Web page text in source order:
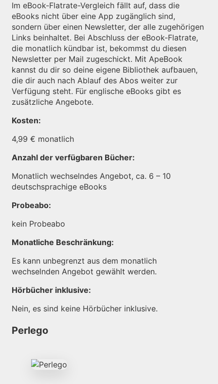
Im eBook-Flatrate-Vergleich fällt auf, dass die
eBooks nicht über eine App zugänglich sind,
sondern über einen Newsletter, der alle zugehörigen
Links beinhaltet. Bei Abschluss der eBook-Flatrate,
die monatlich kündbar ist, bekommst du diesen
Newsletter per Mail zugeschickt. Mit ApeBook
kannst du dir so deine eigene Bibliothek aufbauen,
die dir auch nach Ablauf des Abos weiter zur
Verfügung steht. Für englische eBooks gibt es
zusätzliche Angebote.
Kosten:
4,99 € monatlich
Anzahl der verfügbaren Bücher:
Monatlich wechselndes Angebot, ca. 6 – 10
deutschsprachige eBooks
Probeabo:
kein Probeabo
Monatliche Beschränkung:
Es kann unbegrenzt aus dem monatlich
wechselnden Angebot gewählt werden.
Hörbücher inklusive:
Nein, es sind keine Hörbücher inklusive.
Perlego